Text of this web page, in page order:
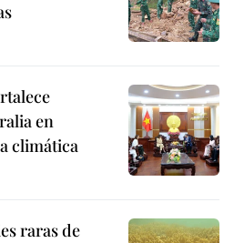
en
climática
raras de